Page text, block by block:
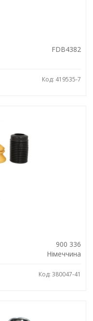
FDB4382
Код: 419535-7
900 336
Німеччина
Код: 380047-41